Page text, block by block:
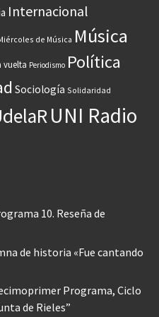
Internacional
de Música Música
vuelta Periodismo Política
Sociología Solidaridad
UNI Radio
10. Reseña de
de historia «Fue cantando
Programa, Ciclo
de Rieles”